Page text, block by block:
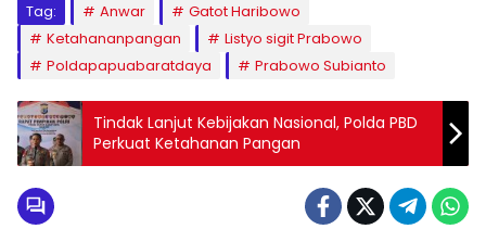
Tag: Anwar
Gatot Haribowo
Ketahananpangan
Listyo sigit Prabowo
Poldapapuabaratdaya
Prabowo Subianto
Tindak Lanjut Kebijakan Nasional, Polda PBD
Perkuat Ketahanan Pangan